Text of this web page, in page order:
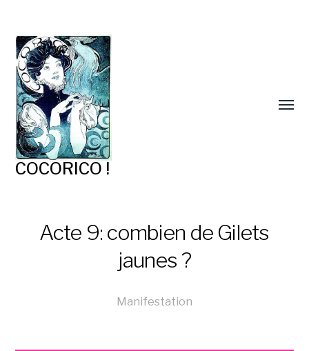
COCORICO !
Acte 9: combien de Gilets
jaunes ?
Manifestation